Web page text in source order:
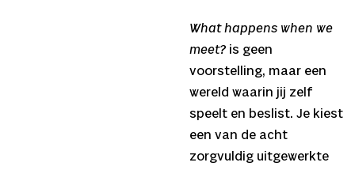
What happens when we
meet? is geen
voorstelling, maar een
wereld waarin jij zelf
speelt en beslist. Je kiest
een van de acht
zorgvuldig uitgewerkte